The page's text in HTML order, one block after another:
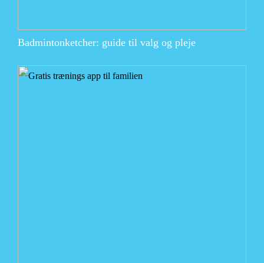
Badmintonketcher: guide til valg og pleje